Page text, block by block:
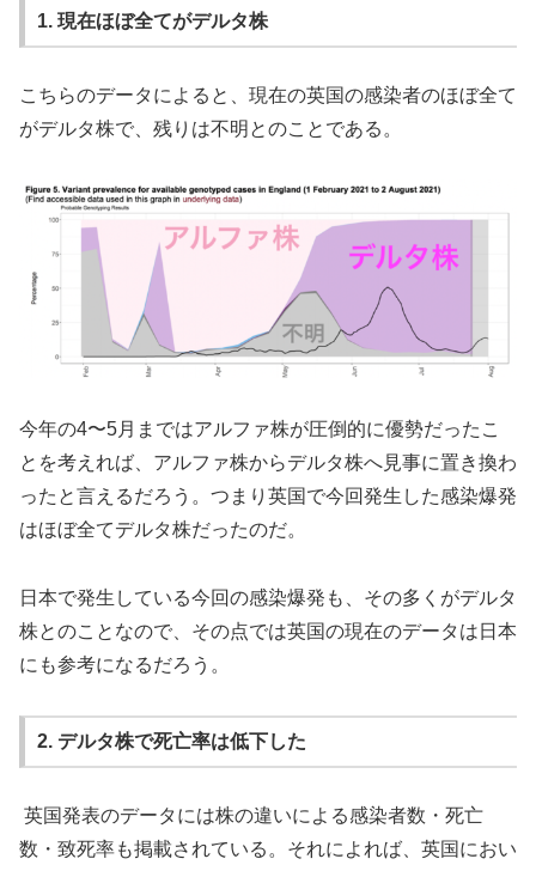
1. 現在ほぼ全てがデルタ株
こちらのデータによると、現在の英国の感染者のほぼ全て
がデルタ株で、残りは不明とのことである。
今年の4〜5月まではアルファ株が圧倒的に優勢だったこ
とを考えれば、アルファ株からデルタ株へ見事に置き換わ
ったと言えるだろう。つまり英国で今回発生した感染爆発
はほぼ全てデルタ株だったのだ。
日本で発生している今回の感染爆発も、その多くがデルタ
株とのことなので、その点では英国の現在のデータは日本
にも参考になるだろう。
2. デルタ株で死亡率は低下した
英国発表のデータには株の違いによる感染者数・死亡
数・致死率も掲載されている。それによれば、英国におい